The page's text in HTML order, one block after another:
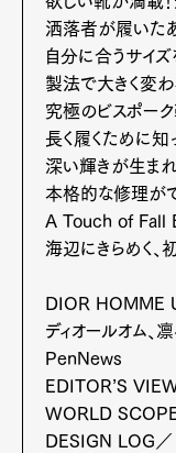
洒落者が履いた
自分に合うサイズ
製法で大きく変わ
究極のビスポーク
長く履くために知
深い輝きが生まれ
本格的な修理が
A Touch of Fall
海辺にきらめく、
DIOR HOMME
ディオールオム、
PenNews
EDITOR’S
WORLD
DESIGN LOG